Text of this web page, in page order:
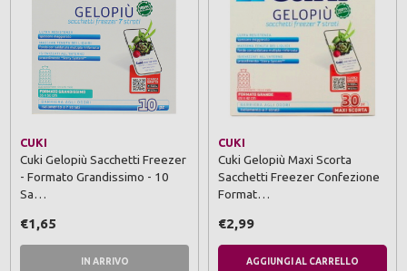
CUKI
Cuki Gelopiù Sacchetti Freezer
- Formato Grandissimo - 10
Sa…
€1,65
IN ARRIVO
CUKI
Cuki Gelopiù Maxi Scorta
Sacchetti Freezer Confezione
Format…
€2,99
AGGIUNGI AL CARRELLO